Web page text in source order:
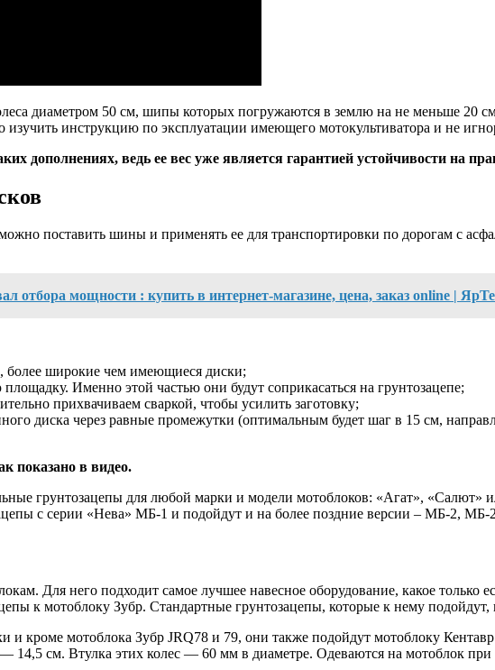
диаметром 50 см, шипы которых погружаются в землю на не меньше 20
изучить инструкцию по эксплуатации имеющего мотокультиватора и не
дополнениях, ведь ее вес уже является гарантией устойчивости на
поставить шины и применять ее для транспортировки по дорогам с
мощности : купить в интернет-магазине, цена, заказ online |
более широкие чем имеющиеся диски;
Именно этой частью они будут соприкасаться на грунтозацепе;
прихвачиваем сваркой, чтобы усилить заготовку;
диска через равные промежутки (оптимальным будет шаг в 15 см,
показано в видео.
грунтозацепы для любой марки и модели мотоблоков: «Агат», «Салют»
с серии «Нева» МБ-1 и подойдут и на более поздние версии – МБ-2,
Для него подходит самое лучшее навесное оборудование, какое только
к мотоблоку Зубр. Стандартные грунтозацепы, которые к нему
и кроме мотоблока Зубр JRQ78 и 79, они также подойдут мотоблоку
14,5 см. Втулка этих колес — 60 мм в диаметре. Одеваются на мотоблок